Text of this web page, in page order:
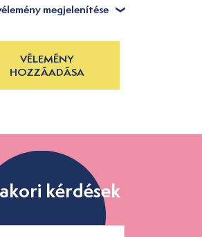
megjelenítése
VÉLEMÉNY
HOZZÁADÁSA
kérdések